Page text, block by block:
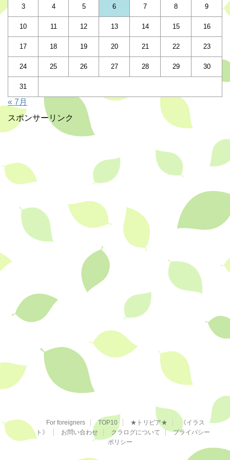
3 4 5 6 7 8 9
10 11 12 13 14 15 16
17 18 19 20 21 22 23
24 25 26 27 28 29 30
31
« 7月
スポンサーリンク
For foreigners TOP10 ★トリビア★
《イラス
ト》
お問い合わせ クラログについて
プライバシー
ポリシー